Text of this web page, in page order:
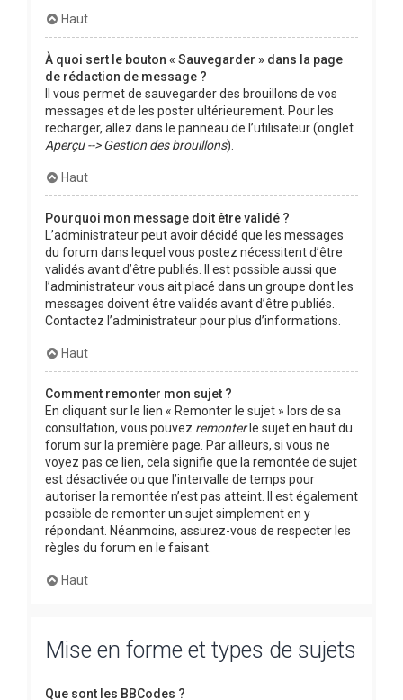
Haut
À quoi sert le bouton « Sauvegarder » dans la page
de rédaction de message ?
Il vous permet de sauvegarder des brouillons de vos
messages et de les poster ultérieurement. Pour les
recharger, allez dans le panneau de l’utilisateur (onglet
Aperçu --> Gestion des brouillons).
Haut
Pourquoi mon message doit être validé ?
L’administrateur peut avoir décidé que les messages
du forum dans lequel vous postez nécessitent d’être
validés avant d’être publiés. Il est possible aussi que
l’administrateur vous ait placé dans un groupe dont les
messages doivent être validés avant d’être publiés.
Contactez l’administrateur pour plus d’informations.
Haut
Comment remonter mon sujet ?
En cliquant sur le lien « Remonter le sujet » lors de sa
consultation, vous pouvez remonterle sujet en haut du
forum sur la première page. Par ailleurs, si vous ne
voyez pas ce lien, cela signifie que la remontée de sujet
est désactivée ou que l’intervalle de temps pour
autoriser la remontée n’est pas atteint. Il est également
possible de remonter un sujet simplement en y
répondant. Néanmoins, assurez-vous de respecter les
règles du forum en le faisant.
Haut
Mise en forme et types de sujets
Que sont les BBCodes ?